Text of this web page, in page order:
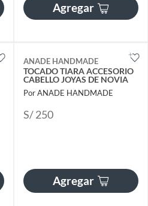
Agregar
ANADE HANDMADE
TOCADO TIARA ACCESORIO
CABELLO JOYAS DE NOVIA
Por ANADE HANDMADE
S/ 250
Agregar